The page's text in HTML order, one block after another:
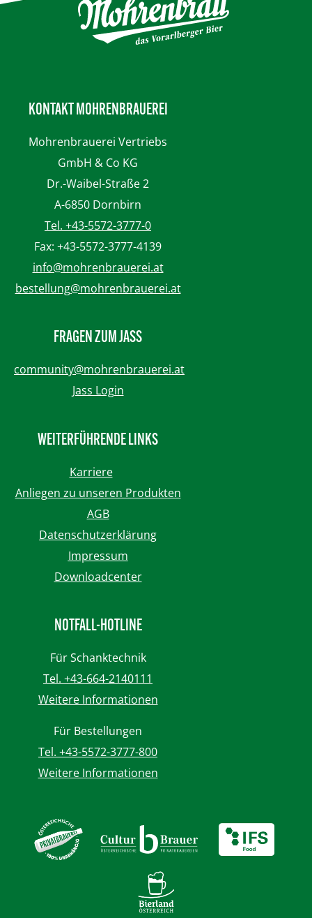
KONTAKT MOHRENBRAUEREI
Mohrenbrauerei Vertriebs
GmbH & Co KG
Dr.-Waibel-Straße 2
A-6850 Dornbirn
Tel. +43-5572-3777-0
Fax: +43-5572-3777-4139
info@mohrenbrauerei.at
bestellung@mohrenbrauerei.at
FRAGEN ZUM JASS
community@mohrenbrauerei.at
Jass Login
WEITERFÜHRENDE LINKS
Karriere
Anliegen zu unseren Produkten
AGB
Datenschutzerklärung
Impressum
Downloadcenter
NOTFALL-HOTLINE
Für Schanktechnik
Tel. +43-664-2140111
Weitere Informationen
Für Bestellungen
Tel. +43-5572-3777-800
Weitere Informationen